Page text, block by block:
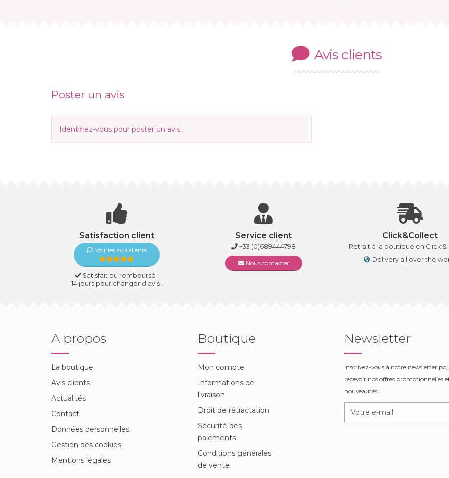
Avis clients
Poster un avis
Identifiez-vous pour poster un avis.
Satisfaction client
Voir les avis clients
Satisfait ou remboursé :
14 jours pour changer d’avis !
Service client
+33 (0)689444798
Nous contacter
Click&Collect
Retrait à la boutique en Click
Delivery all over the
A propos
La boutique
Avis clients
Actualités
Contact
Données personnelles
Gestion des cookies
Mentions légales
Boutique
Mon compte
Informations de
livraison
Droit de rétractation
Sécurité des
paiements
Conditions générales
de vente
Newsletter
Inscrivez-vous à notre newsletter
recevoir nos offres promotionnelles
nouveautés.